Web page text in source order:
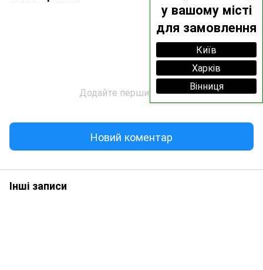
у вашому місті
для замовлення
Київ
Харків
Вінниця
Додайте перший відгук
Новий коментар
Інші записи